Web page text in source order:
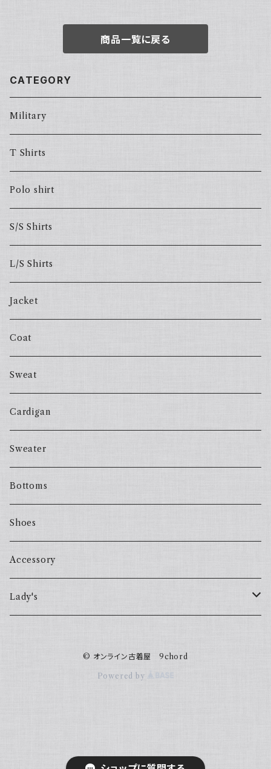
商品一覧に戻る
CATEGORY
Military
T Shirts
Polo shirt
S/S Shirts
L/S Shirts
Jacket
Coat
Sweat
Cardigan
Sweater
Bottoms
Shoes
Accessory
Lady's
© オンライン古着屋 9chord
Powered by